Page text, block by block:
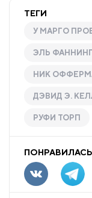
ТЕГИ
У МАРГО
ЭЛЬ ФАННИНГ
НИК
ДЭВИД Э.
РУФИ ТОРП